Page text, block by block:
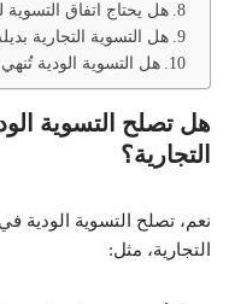
هل يحتاج اتفاق التسوية
هل التسوية التجارية
هل التسوية الودية
هل تصلح التسوية
التجارية؟
نعم، تصلح التسوية الودية
التجارية، مثل: